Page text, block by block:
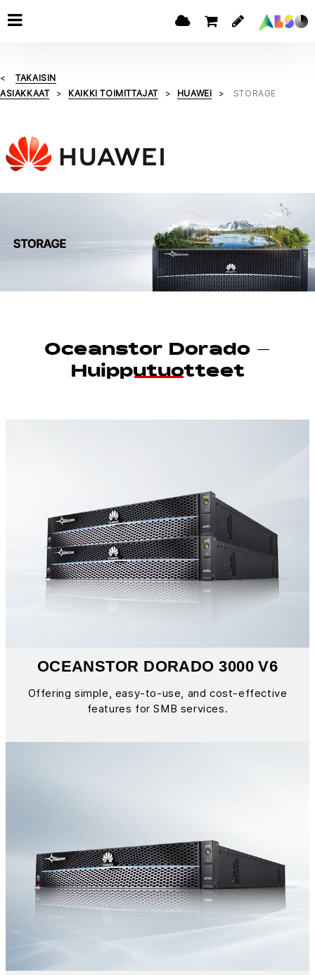
TAKAISIN
ASIAKKAAT
KAIKKI TOIMITTAJAT HUAWEI STORAGE
Oceanstor Dorado –
Huipputuotteet
OCEANSTOR DORADO 3000 V6
Offering simple, easy-to-use, and cost-effective
features for SMB services.